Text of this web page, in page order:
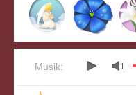
Musik: